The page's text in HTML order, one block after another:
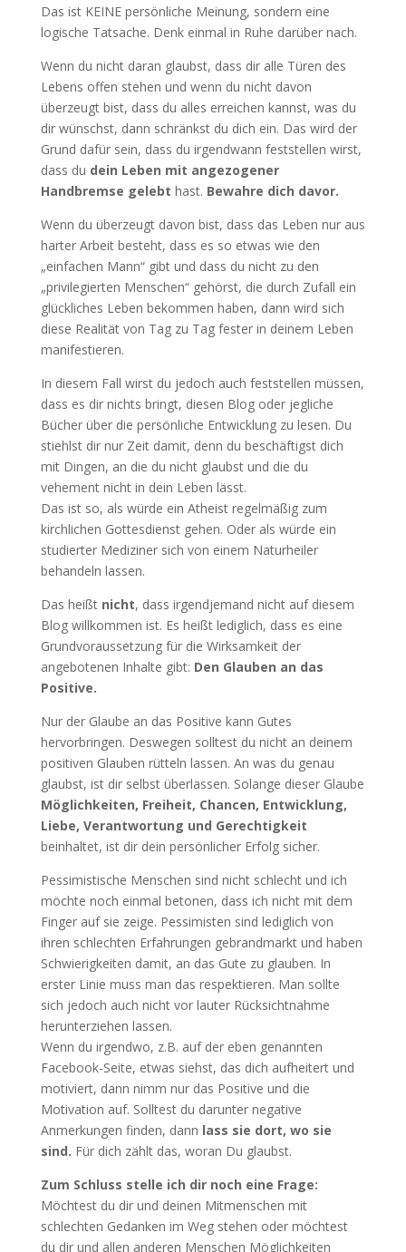
Das ist KEINE persönliche Meinung, sondern eine
logische Tatsache. Denk einmal in Ruhe darüber nach.
Wenn du nicht daran glaubst, dass dir alle Türen des
Lebens offen stehen und wenn du nicht davon
überzeugt bist, dass du alles erreichen kannst, was du
dir wünschst, dann schränkst du dich ein. Das wird der
Grund dafür sein, dass du irgendwann feststellen wirst,
dass du dein Leben mit angezogener
Handbremse gelebt hast. Bewahre dich davor.
Wenn du überzeugt davon bist, dass das Leben nur aus
harter Arbeit besteht, dass es so etwas wie den
„einfachen Mann“ gibt und dass du nicht zu den
„privilegierten Menschen“ gehörst, die durch Zufall ein
glückliches Leben bekommen haben, dann wird sich
diese Realität von Tag zu Tag fester in deinem Leben
manifestieren.
In diesem Fall wirst du jedoch auch feststellen müssen,
dass es dir nichts bringt, diesen Blog oder jegliche
Bücher über die persönliche Entwicklung zu lesen. Du
stiehlst dir nur Zeit damit, denn du beschäftigst dich
mit Dingen, an die du nicht glaubst und die du
vehement nicht in dein Leben lässt.
Das ist so, als würde ein Atheist regelmäßig zum
kirchlichen Gottesdienst gehen. Oder als würde ein
studierter Mediziner sich von einem Naturheiler
behandeln lassen.
Das heißt nicht, dass irgendjemand nicht auf diesem
Blog willkommen ist. Es heißt lediglich, dass es eine
Grundvoraussetzung für die Wirksamkeit der
angebotenen Inhalte gibt: Den Glauben an das
Positive.
Nur der Glaube an das Positive kann Gutes
hervorbringen. Deswegen solltest du nicht an deinem
positiven Glauben rütteln lassen. An was du genau
glaubst, ist dir selbst überlassen. Solange dieser Glaube
Möglichkeiten, Freiheit, Chancen, Entwicklung,
Liebe, Verantwortung und Gerechtigkeit
beinhaltet, ist dir dein persönlicher Erfolg sicher.
Pessimistische Menschen sind nicht schlecht und ich
möchte noch einmal betonen, dass ich nicht mit dem
Finger auf sie zeige. Pessimisten sind lediglich von
ihren schlechten Erfahrungen gebrandmarkt und haben
Schwierigkeiten damit, an das Gute zu glauben. In
erster Linie muss man das respektieren. Man sollte
sich jedoch auch nicht vor lauter Rücksichtnahme
herunterziehen lassen.
Wenn du irgendwo, z.B. auf der eben genannten
Facebook-Seite, etwas siehst, das dich aufheitert und
motiviert, dann nimm nur das Positive und die
Motivation auf. Solltest du darunter negative
Anmerkungen finden, dann lass sie dort, wo sie
sind. Für dich zählt das, woran Du glaubst.
Zum Schluss stelle ich dir noch eine Frage:
Möchtest du dir und deinen Mitmenschen mit
schlechten Gedanken im Weg stehen oder möchtest
du dir und allen anderen Menschen Möglichkeiten